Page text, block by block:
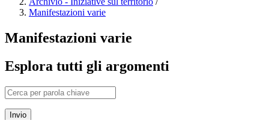
Manifestazioni varie
Manifestazioni varie
Esplora tutti gli argomenti
Invio